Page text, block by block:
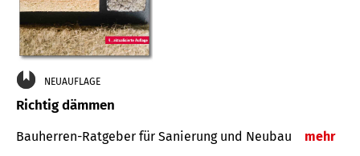
NEUAUFLAGE
Richtig dämmen
Bauherren-Ratgeber für Sanierung und Neubau mehr